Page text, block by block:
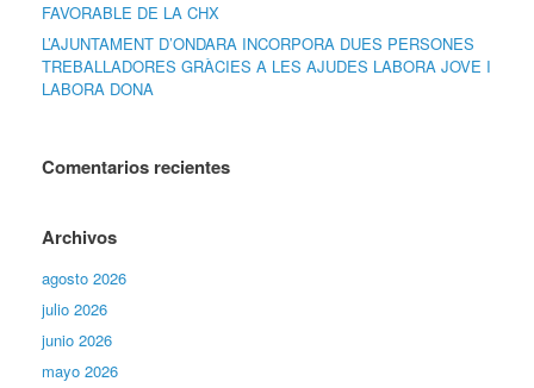
FAVORABLE DE LA CHX
L’AJUNTAMENT D’ONDARA INCORPORA DUES PERSONES
TREBALLADORES GRÀCIES A LES AJUDES LABORA JOVE I
LABORA DONA
Comentarios recientes
Archivos
agosto 2026
julio 2026
junio 2026
mayo 2026